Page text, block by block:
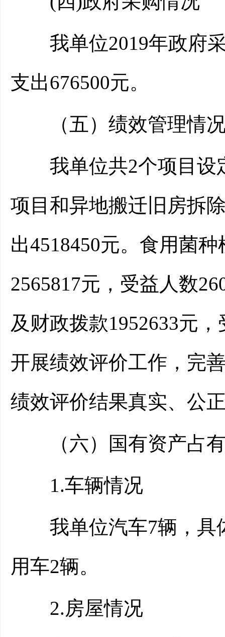
我单位2019年政府采
支出676500元。
（五）绩效管理情
我单位共2个项目设
项目和异地搬迁旧房拆
出4518450元。食用菌
2565817元，受益人数
及财政拨款1952633元
开展绩效评价工作，完
绩效评价结果真实、公
（六）国有资产占有
1.车辆情况
我单位汽车7辆，具
用车2辆。
2.房屋情况